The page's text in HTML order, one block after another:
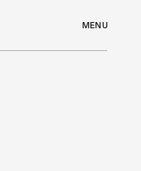
MENU